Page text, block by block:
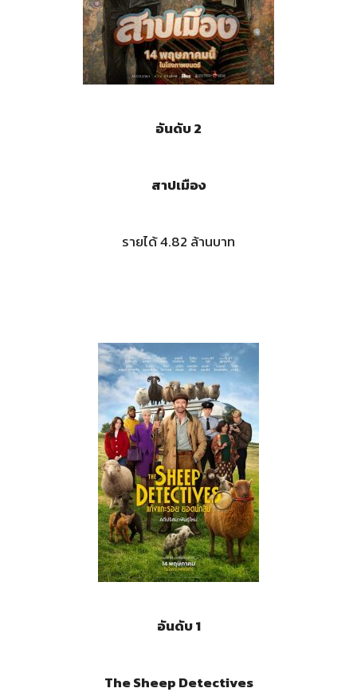
อันดับ 2
สาปเมือง
รายได้ 4.82 ล้านบาท
อันดับ 1
The Sheep Detectives